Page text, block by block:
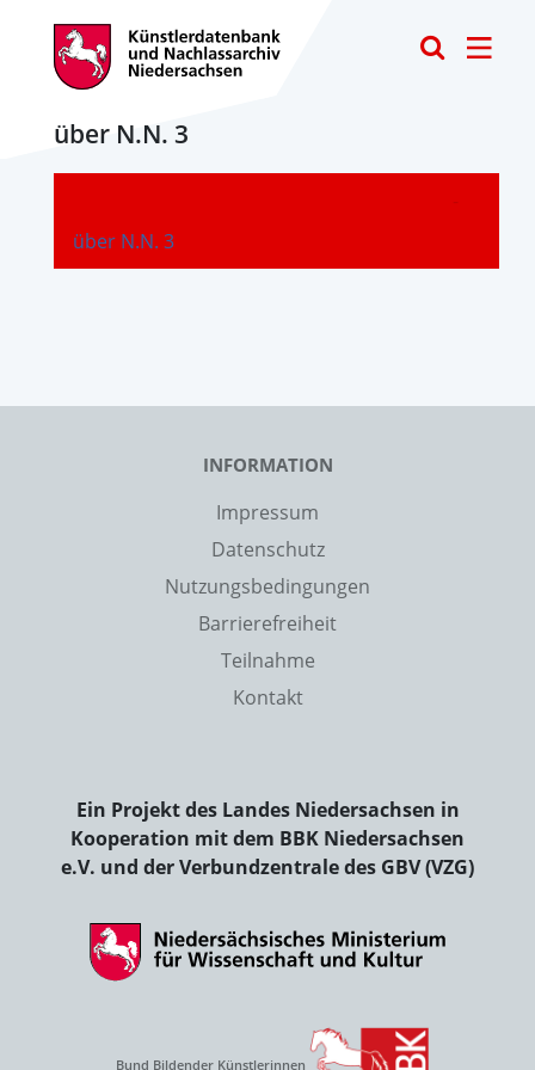
über N.N. 3
über N.N. 3
-
INFORMATION
Impressum
Datenschutz
Nutzungsbedingungen
Barrierefreiheit
Teilnahme
Kontakt
Ein Projekt des Landes Niedersachsen in
Kooperation mit dem BBK Niedersachsen
e.V. und der Verbundzentrale des GBV (VZG)
Bund Bildender Künstlerinnen